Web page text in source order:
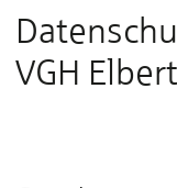
VGH Elbert